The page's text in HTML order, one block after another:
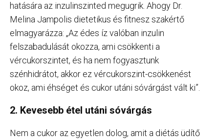
hatására az inzulinszinted megugrik. Ahogy Dr.
Melina Jampolis dietetikus és fitnesz szakértő
elmagyarázza: „Az édes íz valóban inzulin
felszabadulását okozza, ami csökkenti a
vércukorszintet, és ha nem fogyasztunk
szénhidrátot, akkor ez vércukorszint-csökkenést
okoz, ami éhséget és cukor utáni sóvárgást vált ki”.
2. Kevesebb étel utáni sóvárgás
Nem a cukor az egyetlen dolog, amit a diétás üdítő